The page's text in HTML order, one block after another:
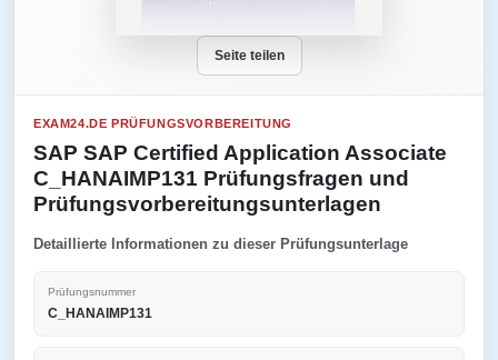
Seite teilen
EXAM24.DE PRÜFUNGSVORBEREITUNG
SAP SAP Certified Application Associate
C_HANAIMP131 Prüfungsfragen und
Prüfungsvorbereitungsunterlagen
Detaillierte Informationen zu dieser Prüfungsunterlage
Prüfungsnummer
C_HANAIMP131